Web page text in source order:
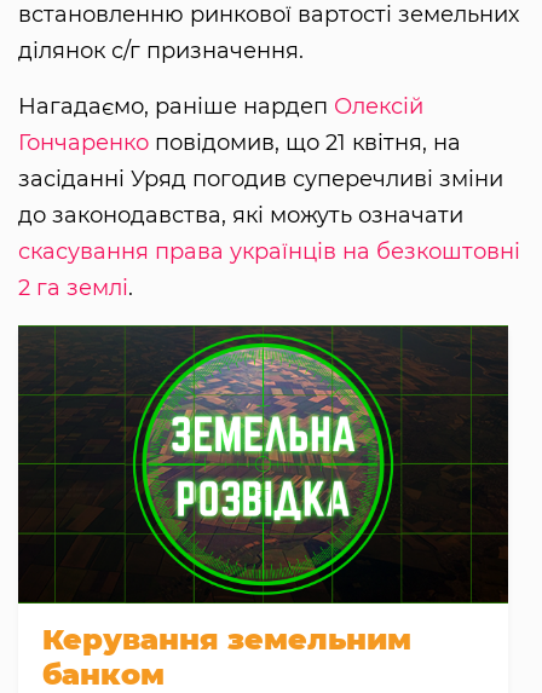
встановленню ринкової вартості земельних
ділянок с/г призначення.
Нагадаємо, раніше нардеп Олексій
Гончаренко повідомив, що 21 квітня, на
засіданні Уряд погодив суперечливі зміни
до законодавства, які можуть означати
скасування права українців на безкоштовні
2 га землі.
Керування земельним
банком